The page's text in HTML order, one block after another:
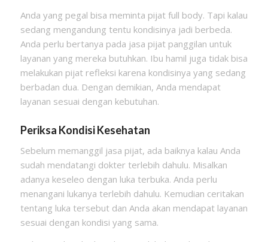
Anda yang pegal bisa meminta pijat full body. Tapi kalau
sedang mengandung tentu kondisinya jadi berbeda.
Anda perlu bertanya pada jasa pijat panggilan untuk
layanan yang mereka butuhkan. Ibu hamil juga tidak bisa
melakukan pijat refleksi karena kondisinya yang sedang
berbadan dua. Dengan demikian, Anda mendapat
layanan sesuai dengan kebutuhan.
Periksa Kondisi Kesehatan
Sebelum memanggil jasa pijat, ada baiknya kalau Anda
sudah mendatangi dokter terlebih dahulu. Misalkan
adanya keseleo dengan luka terbuka. Anda perlu
menangani lukanya terlebih dahulu. Kemudian ceritakan
tentang luka tersebut dan Anda akan mendapat layanan
sesuai dengan kondisi yang sama.